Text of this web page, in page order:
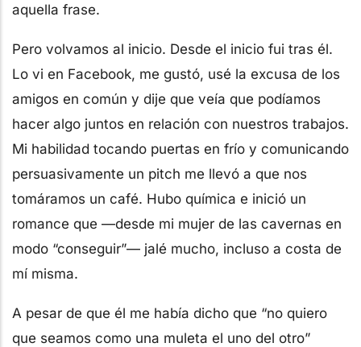
aquella frase.
Pero volvamos al inicio. Desde el inicio fui tras él.
Lo vi en Facebook, me gustó, usé la excusa de los
amigos en común y dije que veía que podíamos
hacer algo juntos en relación con nuestros trabajos.
Mi habilidad tocando puertas en frío y comunicando
persuasivamente un pitch me llevó a que nos
tomáramos un café. Hubo química e inició un
romance que —desde mi mujer de las cavernas en
modo “conseguir”— jalé mucho, incluso a costa de
mí misma.
A pesar de que él me había dicho que “no quiero
que seamos como una muleta el uno del otro”